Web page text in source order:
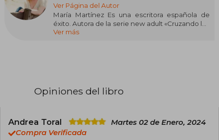
Ver Página del Autor
María Martínez Es una escritora española de
éxito. Autora de la serie new adult «Cruzando los
límites» y las novelas Una canción para Novalie,
entre amigos, libros y música. Últimamente
Ver más
Opiniones del libro
Andrea Toral
Martes 02 de Enero, 2024
Compra Verificada